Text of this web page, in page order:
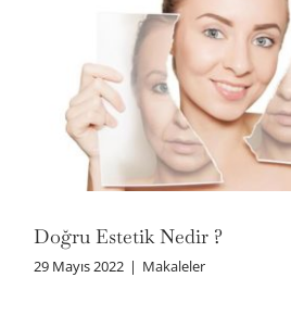
Doğru Estetik
Doğru Estetik Nedir ?
29 Mayıs 2022 | Makaleler